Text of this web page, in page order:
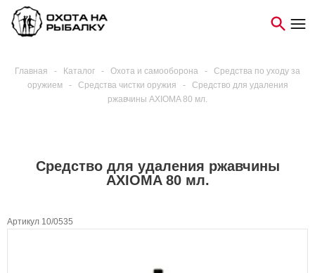
Главная - Каталог - Охота и самооборона -
Средства по уходу за
оружием
- Средства чистки оружия -
Средство для удаления
ржавчины AXIOMA 80 мл.
Средство для удаления ржавчины
AXIOMA 80 мл.
Артикул 10/0535